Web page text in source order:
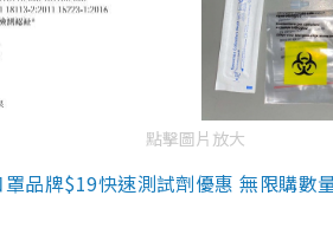
點擊圖片放大
品牌$19快速測試劑優惠 無限購數